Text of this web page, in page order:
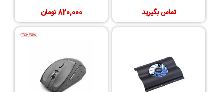
تماس بگیرید
820,000 تومان